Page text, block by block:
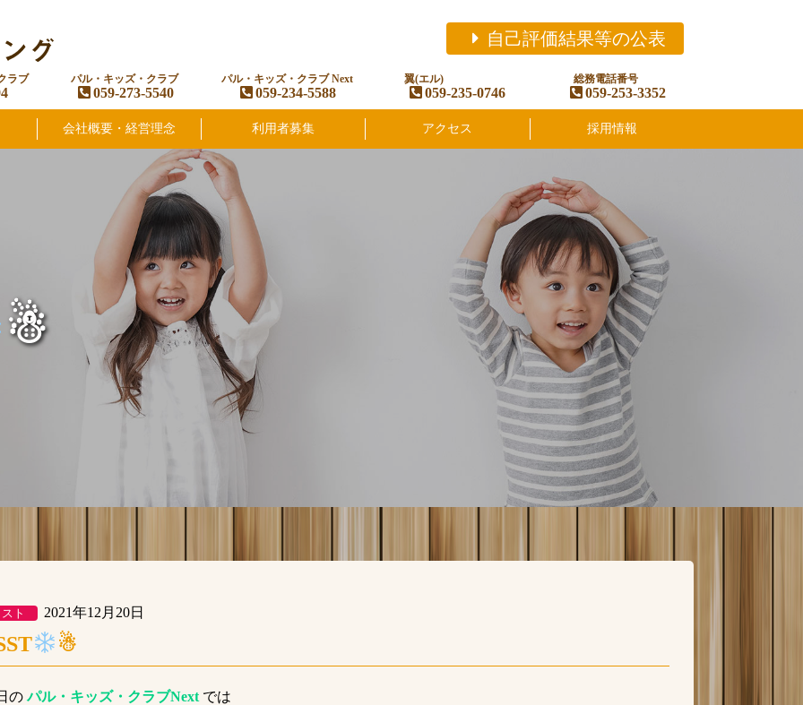
ラブ パル・キッズ・クラブ
059-273-5540
パル・キッズ・クラブ Next
059-234-5588
翼(エル)
059-235-0746
総務電話番号
059-253-3352
自己評価結果等の公表
会社概要・経営理念 利用者募集 アクセス 採用情報
☃
ト 2021年12月20日
☃
のパル・キッズ・クラブNext では